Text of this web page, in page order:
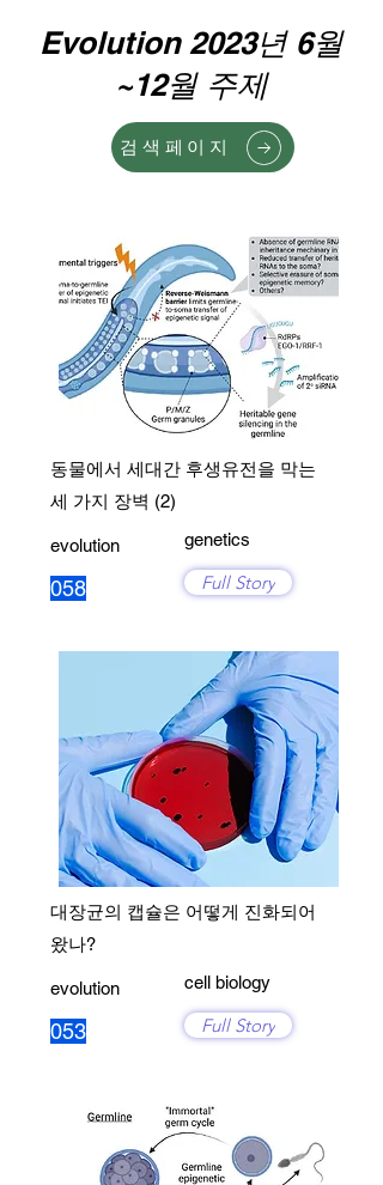
Evolution 2023년 6월
~12월 주제
검색페이지
동물에서 세대간 후생유전을 막는
세 가지 장벽 (2)
evolution
058
genetics
Full Story
대장균의 캡슐은 어떻게 진화되어
왔나?
evolution
053
cell biology
Full Story